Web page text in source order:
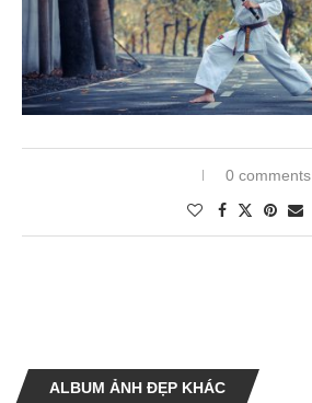
0 comments
ALBUM ẢNH ĐẸP KHÁC